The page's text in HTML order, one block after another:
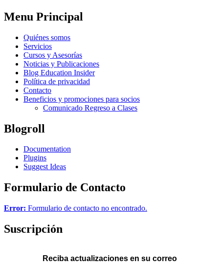
Menu Principal
Quiénes somos
Servicios
Cursos y Asesorías
Noticias y Publicaciones
Blog Education Insider
Política de privacidad
Contacto
Beneficios y promociones para socios
Comunicado Regreso a Clases
Blogroll
Documentation
Plugins
Suggest Ideas
Formulario de Contacto
Error: Formulario de contacto no encontrado.
Suscripción
Reciba actualizaciones en su correo